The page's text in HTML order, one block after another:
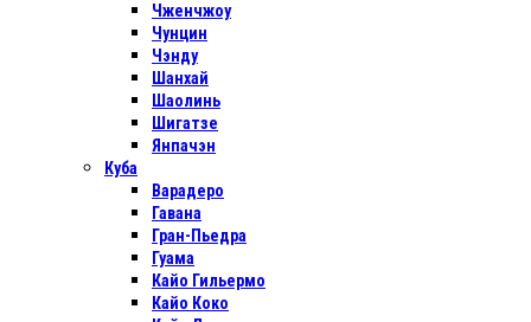
Чженчжоу
Чунцин
Чэнду
Шанхай
Шаолинь
Шигатзе
Янпачэн
Куба
Варадеро
Гавана
Гран-Пьедра
Гуама
Кайо Гильермо
Кайо Коко